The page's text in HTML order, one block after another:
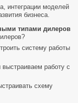
интеграции моделей
бизнеса.
типами дилеров
систему работы
работу с
схему